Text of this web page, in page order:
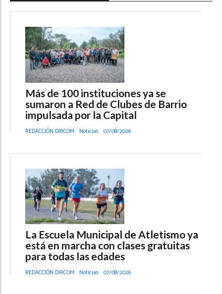
Más de 100 instituciones ya se
sumaron a Red de Clubes de Barrio
impulsada por la Capital
REDACCIÓN DIRCOM Noticias 07/08/2026
La Escuela Municipal de Atletismo ya
está en marcha con clases gratuitas
para todas las edades
REDACCIÓN DIRCOM Noticias 07/08/2026